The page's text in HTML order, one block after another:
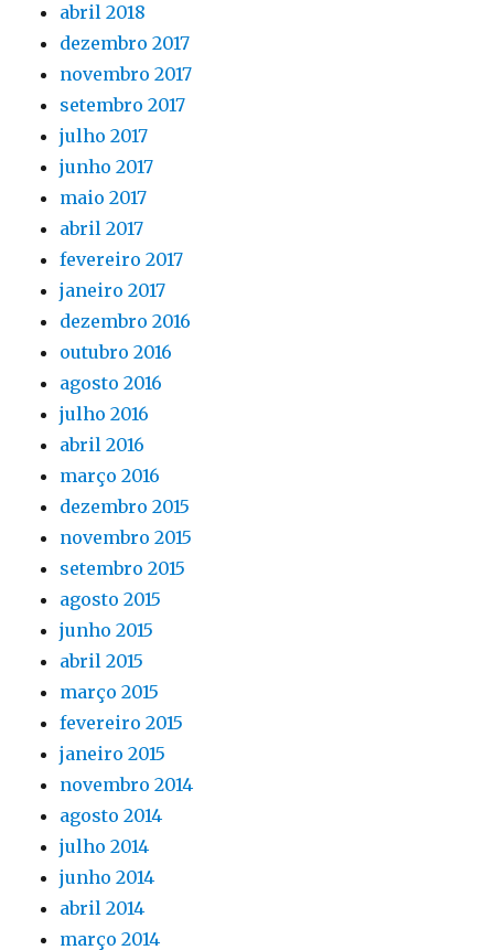
abril 2018
dezembro 2017
novembro 2017
setembro 2017
julho 2017
junho 2017
maio 2017
abril 2017
fevereiro 2017
janeiro 2017
dezembro 2016
outubro 2016
agosto 2016
julho 2016
abril 2016
março 2016
dezembro 2015
novembro 2015
setembro 2015
agosto 2015
junho 2015
abril 2015
março 2015
fevereiro 2015
janeiro 2015
novembro 2014
agosto 2014
julho 2014
junho 2014
abril 2014
março 2014